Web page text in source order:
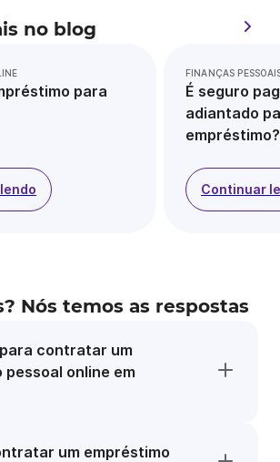
no blog
para
FINANÇAS
É seguro
adiantado
empréstimo?
Continuar
Nós temos as respostas
contratar um
pessoal online em
um empréstimo